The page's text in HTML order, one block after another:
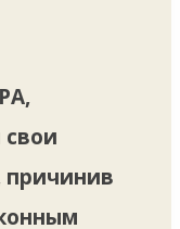
причинив